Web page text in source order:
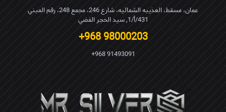
عمان، مسقط، العذیبه الشمالیه، شارع 246، مجمع 248، رقم المبني
431/أ/1, سید الحجر الفضي
98000203 968+
91493091 968+